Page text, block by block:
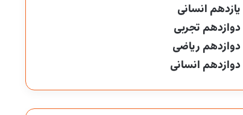
یازدهم انسانی
دوازدهم تجربی
دوازدهم ریاضی
دوازدهم انسانی